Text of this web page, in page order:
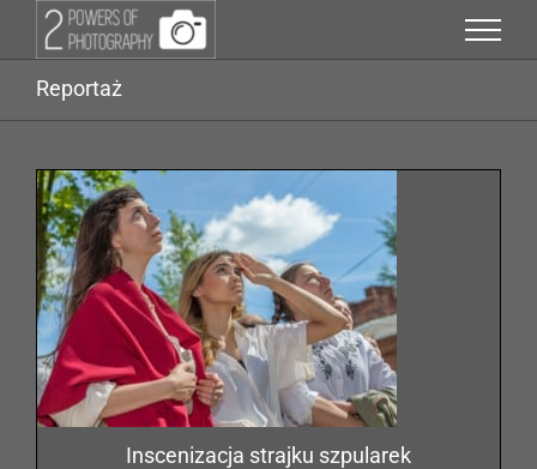
Przejdź
Reportaż
Inscenizacja strajku szpularek